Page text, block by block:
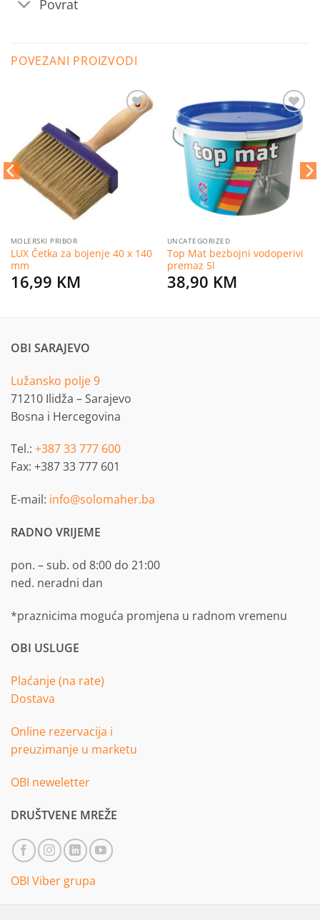
Povrat
POVEZANI PROIZVODI
Dodaj
MOLERSKI PRIBOR
LUX Četka za bojenje 40 x 140
mm
16,99 KM
Dodaj
na
listu
želja
UNCATEGORIZED
Top Mat bezbojni vodoperivi
premaz 5l
38,90 KM
OBI SARAJEVO
Lužansko polje 9
71210 Ilidža – Sarajevo
Bosna i Hercegovina
Tel.: +387 33 777 600
Fax: +387 33 777 601
E-mail: info@solomaher.ba
RADNO VRIJEME
pon. – sub. od 8:00 do 21:00
ned. neradni dan
*praznicima moguća promjena u radnom vremenu
OBI USLUGE
Plaćanje (na rate)
Dostava
Online rezervacija i
preuzimanje u marketu
OBI neweletter
DRUŠTVENE MREŽE
OBI Viber grupa